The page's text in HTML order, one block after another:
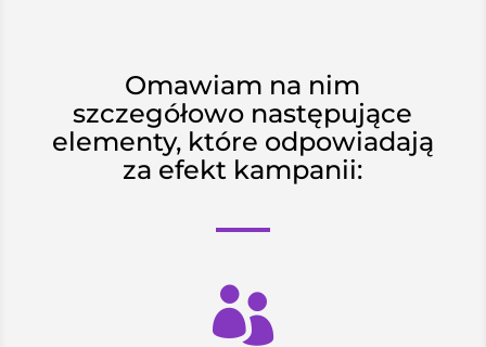
Omawiam na nim
szczegółowo następujące
elementy, które odpowiadają
za efekt kampanii:
